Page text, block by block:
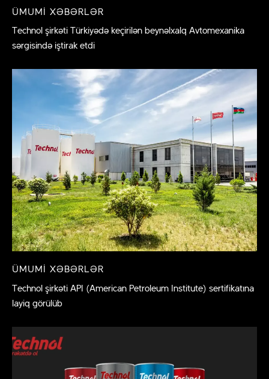
ÜMUMI XƏBƏRLƏR
Technol şirkəti Türkiyədə keçirilən beynəlxalq Avtomexanika
sərgisində iştirak etdi
ÜMUMI XƏBƏRLƏR
Technol şirkəti API (American Petroleum Institute) sertifikatına
layiq görülüb